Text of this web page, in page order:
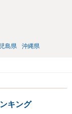
島県 沖縄県
キング